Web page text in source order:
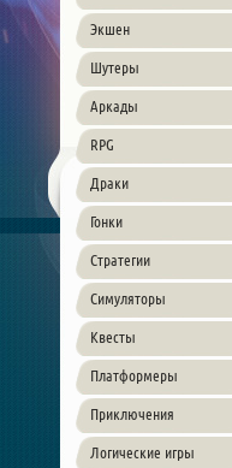
Экшен
Шутеры
Аркады
RPG
Драки
Гонки
Стратегии
Симуляторы
Квесты
Платформеры
Приключения
Логические игры